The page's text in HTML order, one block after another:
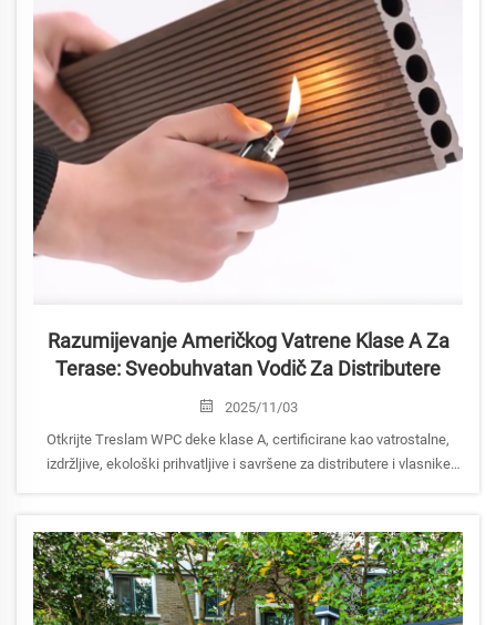
Razumijevanje Američkog Vatrene Klase A Za
Terase: Sveobuhvatan Vodič Za Distributere
2025/11/03
Otkrijte Treslam WPC deke klase A, certificirane kao vatrostalne,
izdržljive, ekološki prihvatljive i savršene za distributere i vlasnike